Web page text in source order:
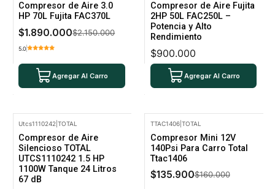
Compresor de Aire 3.0
HP 70L Fujita FAC370L
$1.890.000$2.150.000
5.0
Agregar Al Carro
Compresor de Aire Fujita
2HP 50L FAC250L –
Potencia y Alto
Rendimiento
$900.000
Agregar Al Carro
Utcs1110242 |TOTAL
Compresor de Aire
Silencioso TOTAL
UTCS1110242 1.5 HP
1100W Tanque 24 Litros
67 dB
TTAC1406| TOTAL
Compresor Mini 12V
140Psi Para Carro Total
Ttac1406
$135.900$160.000